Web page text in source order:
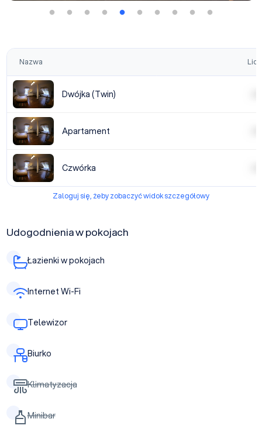
Nazwa
Dwójka (Twin)
Apartament
Czwórka
Zaloguj się, żeby zobaczyć widok szczegółowy
Udogodnienia w pokojach
Łazienki w pokojach
Internet Wi-Fi
Telewizor
Biurko
Klimatyzacja
Minibar